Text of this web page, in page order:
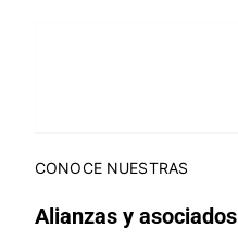
CONOCE NUESTRAS
Alianzas y asociados